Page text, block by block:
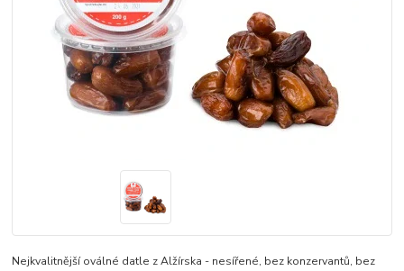
Nejkvalitnější oválné datle z Alžírska - nesířené, bez konzervantů, bez